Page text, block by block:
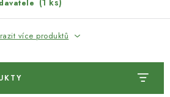
DŘEVA
KOVU
(1 ks)
více produktů